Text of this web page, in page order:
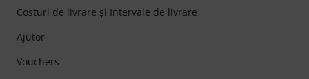
Costuri de livrare şi Intervale de livrare
Ajutor
Vouchers